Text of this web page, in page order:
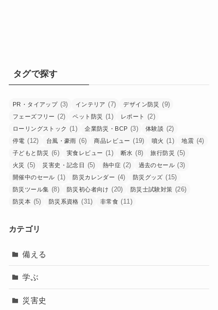
タグで探す
PR・タイアップ (3) インテリア (7) デザイン防災 (9)
フェーズフリー (2) ペット防災 (1) レポート (2)
ローリングストック (1) 企業防災・BCP (3) 体験談 (2)
停電 (12) 台風・豪雨 (6) 商品レビュー (19) 噴火 (1) 地震 (4)
子どもと防災 (6) 実食レビュー (1) 断水 (8) 旅行防災 (5)
火災 (5) 災害史・記念日 (5) 熱中症 (2) 過去のセール (3)
開催中のセール (1) 防災カレンダー (4) 防災グッズ (15)
防災ツール集 (8) 防災初心者向け (20) 防災士試験対策 (26)
防災本 (5) 防災系資格 (31) 非常食 (11)
カテゴリ
備える
学ぶ
災害史